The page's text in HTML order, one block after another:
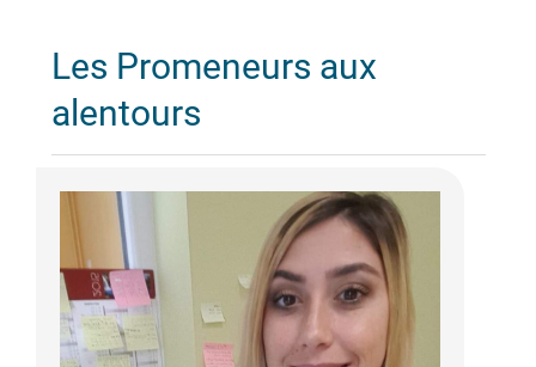
Les Promeneurs aux
alentours